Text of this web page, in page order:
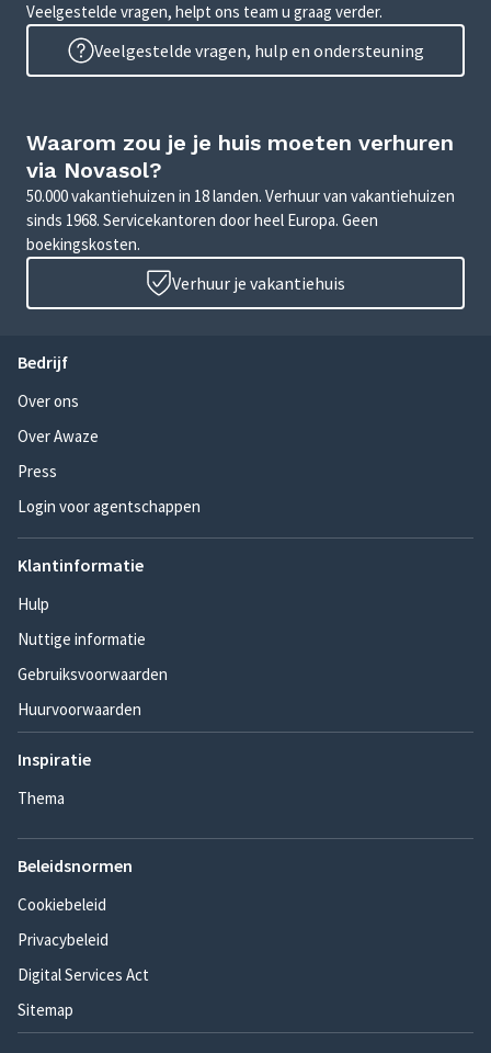
Veelgestelde vragen, helpt ons team u graag verder.
Veelgestelde vragen, hulp en ondersteuning
Waarom zou je je huis moeten verhuren
via Novasol?
50.000 vakantiehuizen in 18 landen. Verhuur van vakantiehuizen
sinds 1968. Servicekantoren door heel Europa. Geen
boekingskosten.
Verhuur je vakantiehuis
Bedrijf
Over ons
Over Awaze
Press
Login voor agentschappen
Klantinformatie
Hulp
Nuttige informatie
Gebruiksvoorwaarden
Huurvoorwaarden
Inspiratie
Thema
Beleidsnormen
Cookiebeleid
Privacybeleid
Digital Services Act
Sitemap